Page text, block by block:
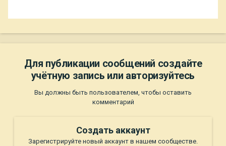
Для публикации сообщений создайте
учётную запись или авторизуйтесь
Вы должны быть пользователем, чтобы оставить
комментарий
Создать аккаунт
Зарегистрируйте новый аккаунт в нашем сообществе.